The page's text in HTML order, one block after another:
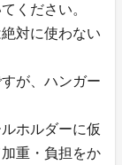
ください。
対に使わない
が、ハンガー
ホルダーに仮
重・負担をか